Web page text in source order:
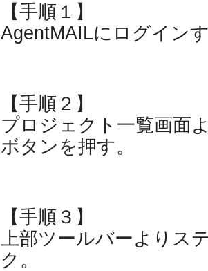
【手順１】
AgentMAILにログイン
【手順２】
プロジェクト一覧画面
ボタンを押す。
【手順３】
上部ツールバーよりス
ク。